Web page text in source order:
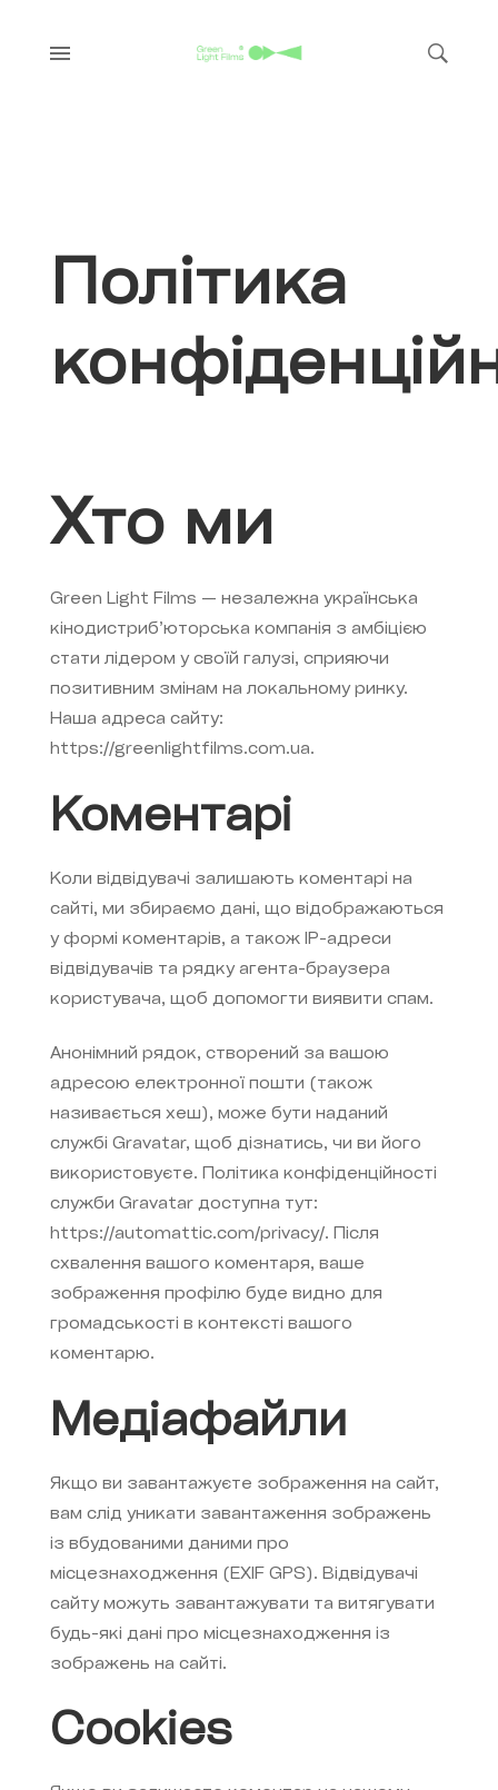
Політика
Хто ми
Green Light Films — незалежна українська
кінодистриб’юторська компанія з амбіцією
стати лідером у своїй галузі, сприяючи
позитивним змінам на локальному ринку.
Наша адреса сайту:
https://greenlightfilms.com.ua.
Коментарі
Коли відвідувачі залишають коментарі на
сайті, ми збираємо дані, що відображаються
у формі коментарів, а також IP-адреси
відвідувачів та рядку агента-браузера
користувача, щоб допомогти виявити спам.
Анонімний рядок, створений за вашою
адресою електронної пошти (також
називається хеш), може бути наданий
службі Gravatar, щоб дізнатись, чи ви його
використовуєте. Політика конфіденційності
служби Gravatar доступна тут:
https://automattic.com/privacy/. Після
схвалення вашого коментаря, ваше
зображення профілю буде видно для
громадськості в контексті вашого
коментарю.
Медіафайли
Якщо ви завантажуєте зображення на сайт,
вам слід уникати завантаження зображень
із вбудованими даними про
місцезнаходження (EXIF GPS). Відвідувачі
сайту можуть завантажувати та витягувати
будь-які дані про місцезнаходження із
зображень на сайті.
Cookies